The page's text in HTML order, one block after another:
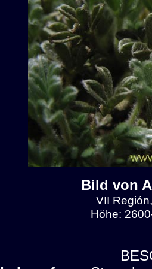
Bild von
VII
Höhe: